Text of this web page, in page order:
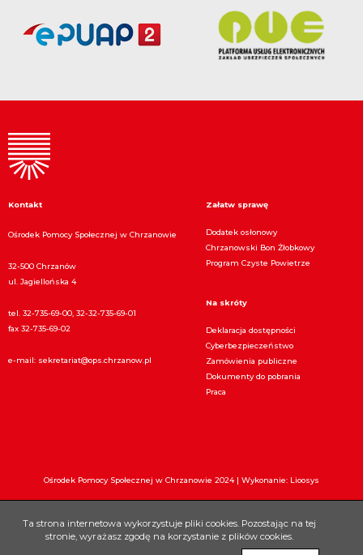
Kontakt
Ośrodek Pomocy Społecznej w Chrzanowie
32-500 Chrzanów
ul. Jagiellońska 4
tel. 32-735-69-00, 32-32-735-69-01
fax 32-735-69-02
e-mail: sekretariat@ops.chrzanow.pl
Załatw sprawę
Dodatek osłonowy
Chrzanowski Bon Żłobkowy
Program Czyste Powietrze
Na skróty
Deklaracja dostępności
Cyberbezpieczeństwo
Zamówienia publiczne
Dokumenty do pobrania
Praca
Ośrodek Pomocy Społecznej w Chrzanowie 2024 | Wykonanie: Lioosys
Ta strona internetowa wykorzystuje pliki cookies. Pozostając na tej
stronie, wyrażasz zgodę na korzystanie z plików cookies.